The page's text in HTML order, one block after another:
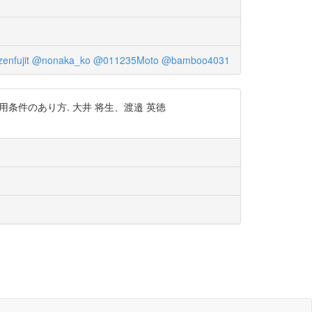
@nonaka_ko @011235Moto @bamboo4031
条件のあり方. 大井 将生、渡邉 英徳